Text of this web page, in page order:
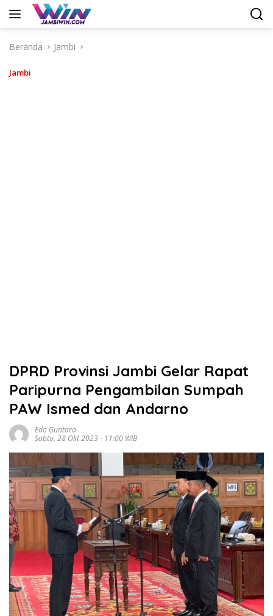
Langsung
Beranda
Jambi
Jambi
DPRD Provinsi Jambi Gelar Rapat
Paripurna Pengambilan Sumpah
PAW Ismed dan Andarno
Edo Guntara
Sabtu, 28 Okt 2023 - 11:00 WIB